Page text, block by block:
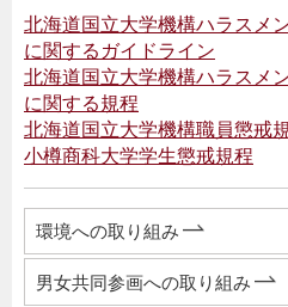
北海道国立大学機構ハラスメ
に関するガイドライン
北海道国立大学機構ハラスメ
に関する規程
北海道国立大学機構職員懲戒
小樽商科大学学生懲戒規程
環境への取り組み
男女共同参画への取り組み